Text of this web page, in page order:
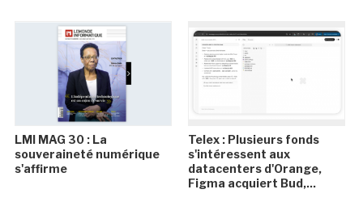
LMI MAG 30 : La
souveraineté numérique
s'affirme
Telex : Plusieurs fonds
s'intéressent aux
datacenters d'Orange,
Figma acquiert Bud,...